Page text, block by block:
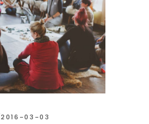
2016-03-03